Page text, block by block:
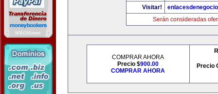
Visitar!
Serán consideradas
COMPRAR AHORA
Precio $900.00
COMPRAR AHORA
Precio